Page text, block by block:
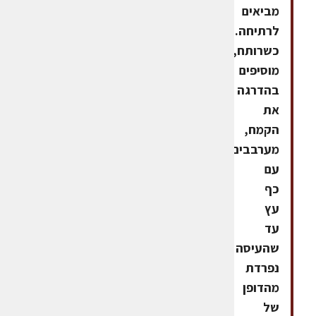
מביאים
לרתיחה.
כשרותח,
מוסיפים
בהדרגה
את
הקמח,
מערבבים
עם
כף
עץ
עד
שהעיסה
נפרדת
מהדופן
של